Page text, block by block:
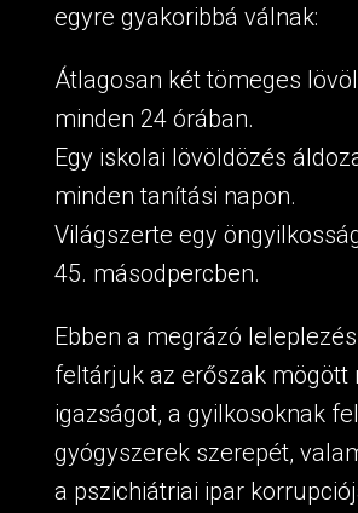
egyre gyakoribbá válnak:
Átlagosan két tömeges
minden 24 órában.
Egy iskolai lövöldözés
minden tanítási napon.
Világszerte egy
45. másodpercben.
Ebben a megrázó
feltárjuk az erőszak mögött
igazságot, a gyilkosoknak
gyógyszerek szerepét,
a pszichiátriai ipar